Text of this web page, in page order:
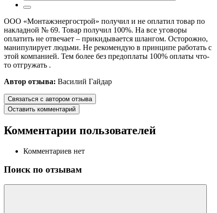
ООО «Монтажэнергострой» получил и не оплатил товар по
накладной № 69. Товар получил 100%. На все уговоры
оплатить не отвечает – прикидывается шлангом. Осторожно,
манипулирует людьми. Не рекомендую в принципе работать с
этой компанией. Тем более без предоплаты 100% оплаты что-
то отгружать .
Автор отзыва: Василий Гайдар
Связаться с автором отзыва
Оставить комментарий
Комментарии пользователей
Комментариев нет
Поиск по отзывам